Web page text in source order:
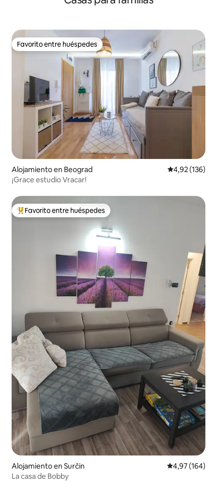
Favorito entre huéspedes
Favorito entre huéspedes
Alojamiento en Beograd Calificación
4,92 (136)
¡Grace estudio Vracar!
Favorito entre los huéspedes más destacados
Favorito entre huéspedes
Alojamiento en Surčin Calificación
4,97 (164)
La casa de Bobby